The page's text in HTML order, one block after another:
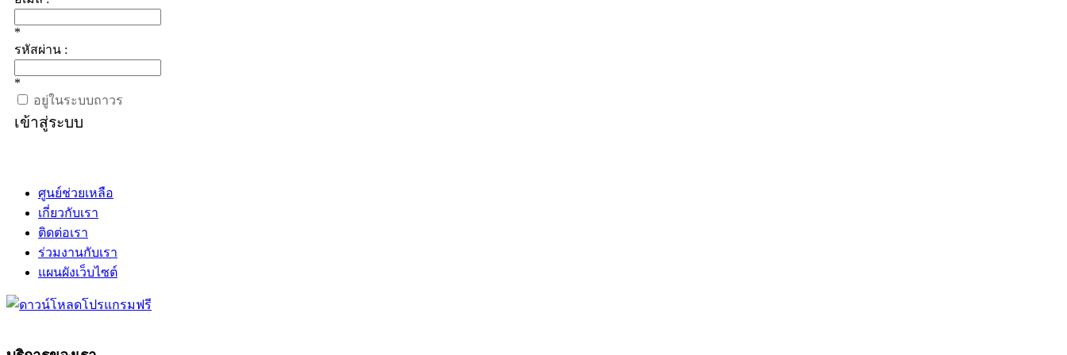
*
รหัสผ่าน :
*
อยู่ในระบบถาวร
เข้าสู่ระบบ
ศูนย์ช่วยเหลือ
เกี่ยวกับเรา
ติดต่อเรา
ร่วมงานกับเรา
แผนผังเว็บไซต์